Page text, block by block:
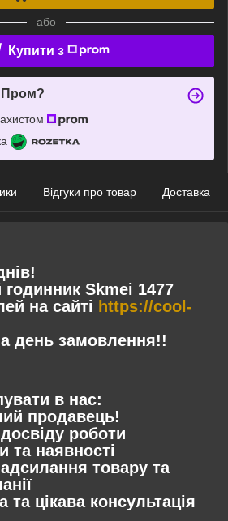
або
Купити з
Пром?
Відгуки про товар Доставка
годинник Skmei 1477
на сайті https://cool-
день замовлення!!
в нас:
продавець!
роботи
та наявності
товару та
та цікава консультація